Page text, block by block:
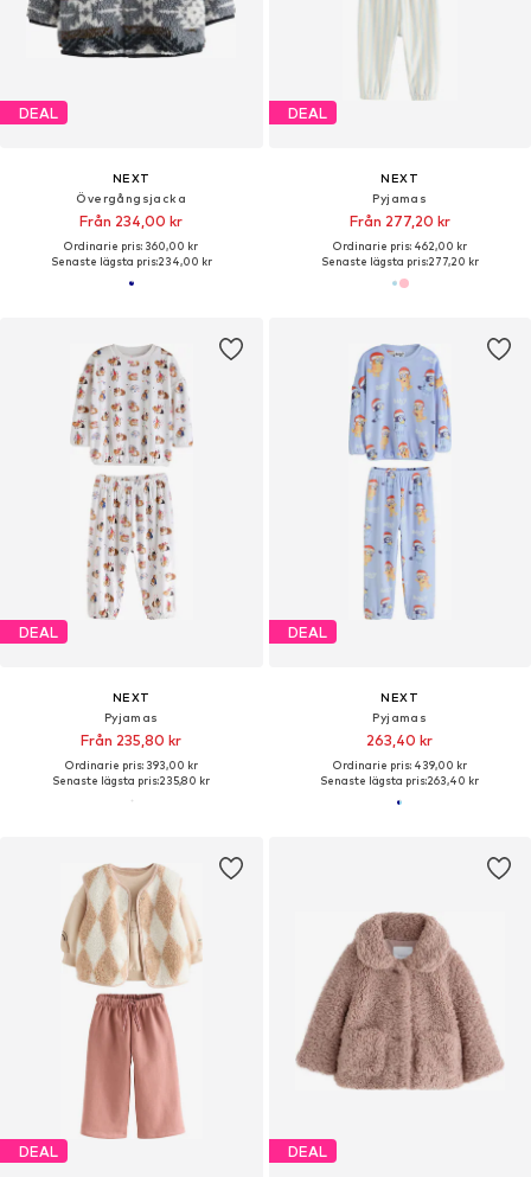
DEAL
NEXT
Övergångsjacka
Från 234,00 kr
Ordinarie pris: 360,00 kr
Senaste lägsta pris:234,00 kr
DEAL
NEXT
Pyjamas
Från 277,20 kr
Ordinarie pris: 462,00 kr
Senaste lägsta pris:277,20 kr
DEAL
NEXT
Pyjamas
Från 235,80 kr
Ordinarie pris: 393,00 kr
Senaste lägsta pris:235,80 kr
DEAL
NEXT
Pyjamas
263,40 kr
Ordinarie pris: 439,00 kr
Senaste lägsta pris:263,40 kr
DEAL DEAL